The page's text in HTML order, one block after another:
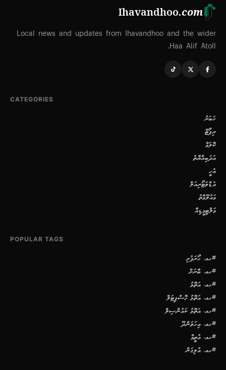
Ihavandhoo.com
Local news and updates from Ihavandhoo and the wider
Haa Alif Atoll.
CATEGORIES
ޚަބަރު
ރިޕޯޓް
ކޮލަމް
އަދަބިއްޔާތު
އެހީ
އެޑްވަޓޯރިއަލް
މައުލޫމާތު
މަލްޓިމީޑިއާ
POPULAR TAGS
#ހއ. ހޯރަފުށި
#ހއ. ބާރަށް
#ހއ. އަތޮޅު
#ހއ. އަތޮޅު ހޮސްޕިޓަލް
#ހއ. އަތޮޅު ކައުންސިލް
#ހއ. އިހަވަންދޫ
#ހއ. އުތީމް
#ހއ. އުލިގަން